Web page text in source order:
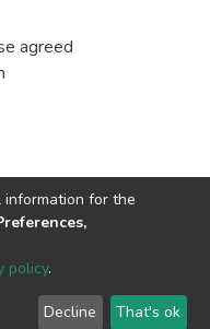
agreed
End User
Send
for the
policy.
Decline That's ok